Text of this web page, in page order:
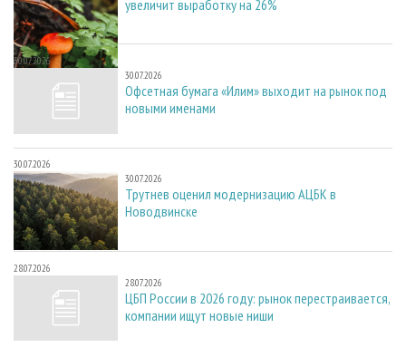
увеличит выработку на 26%
30.07.2026
30.07.2026
Офсетная бумага «Илим» выходит на рынок под
новыми именами
30.07.2026
30.07.2026
Трутнев оценил модернизацию АЦБК в
Новодвинске
28.07.2026
28.07.2026
ЦБП России в 2026 году: рынок перестраивается,
компании ищут новые ниши